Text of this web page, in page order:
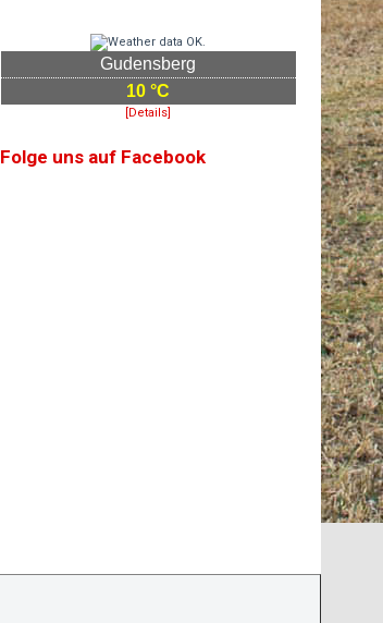
Gudensberg
10 °C
[Details]
Folge uns auf Facebook